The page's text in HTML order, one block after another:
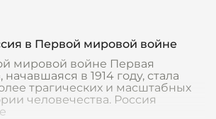
в Первой мировой войне
мировой войне Первая
в 1914 году, стала
трагических и масштабных
человечества. Россия